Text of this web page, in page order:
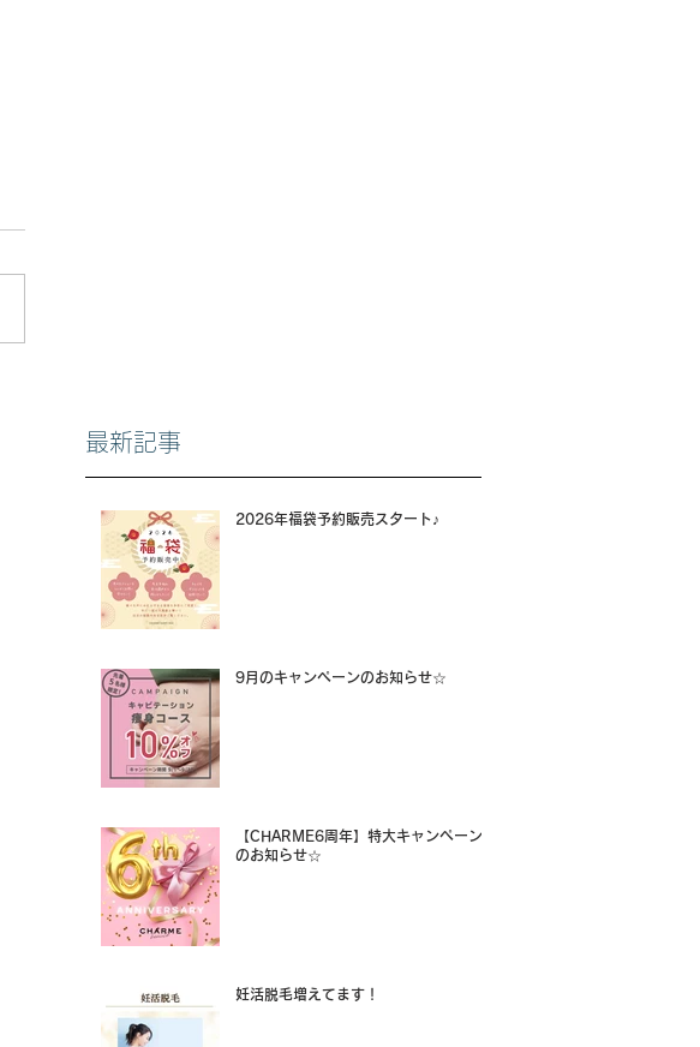
最新記事
2026年福袋予約販売スタート♪
9月のキャンペーンのお知らせ☆
【CHARME6周年】特大キャンペーン
のお知らせ☆
妊活脱毛増えてます！